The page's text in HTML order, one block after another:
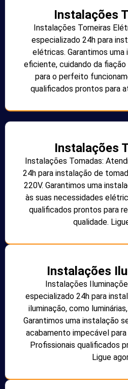
Instalações
Instalações Torneiras
especializado 24h para
elétricas. Garantimos uma
eficiente, cuidando da
para o perfeito
qualificados prontos para
Instalações
Instalações Tomadas:
24h para instalação de
220V. Garantimos uma
às suas necessidades
qualificados prontos para
qualidade.
Instalações
Instalações
especializado 24h para
iluminação, como
Garantimos uma instalação
acabamento impecável
Profissionais qualificados
Ligue